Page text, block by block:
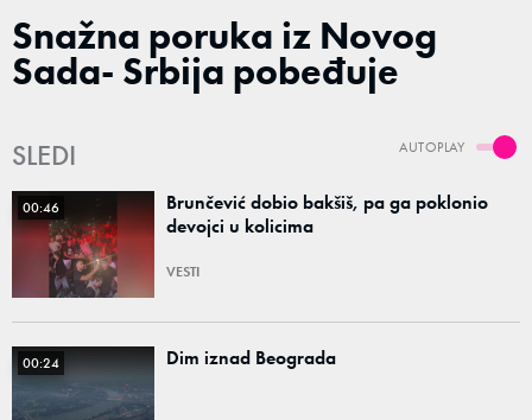
Snažna poruka iz Novog
Sada- Srbija pobeđuje
AUTOPLAY
SLEDI
00:46
Brunčević dobio bakšiš, pa ga poklonio
devojci u kolicima
VESTI
00:24 Dim iznad Beograda